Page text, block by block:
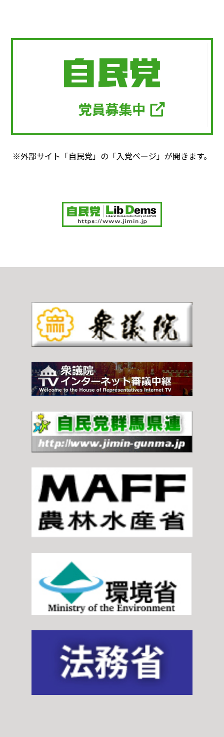
※外部サイト「自民党」の「入党ページ」が開きます。